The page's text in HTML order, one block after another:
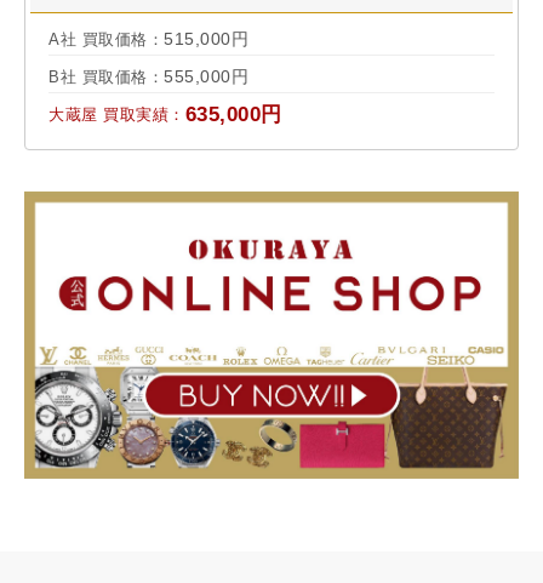
A社 買取価格： 515,000円
B社 買取価格： 555,000円
大蔵屋 買取実績： 635,000円